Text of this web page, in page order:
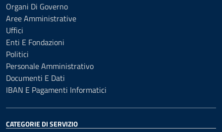
Organi Di Governo
Aree Amministrative
Uffici
Enti E Fondazioni
Politici
Personale Amministrativo
Documenti E Dati
IBAN E Pagamenti Informatici
CATEGORIE DI SERVIZIO